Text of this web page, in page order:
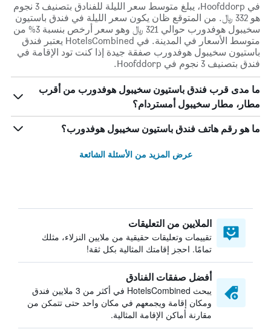
في Hoofddorp، يبلغ متوسط ​​سعر الليلة للفنادق بتصنيف 3 نجوم
هو 332 ﷼. من المتوقع ظان يكون سعر الليلة في فندق باستيون
سخيبول هوفدورب حوالي 321 ﷼ وهو سعر أرخص بنسبة 3% من
متوسط الأسعار في المدينة. في HotelsCombined يعتبر فندق
باستيون سخيبول هوفدورب صفقة جيدة إذا كنت تود الإقامة في
فندق بتصنيف 3 نجوم في Hoofddorp.
ما مدى قرب فندق باستيون سخيبول هوفدورب من أقرب
مطار، مطار سخيبول أمستردام؟
ما هو رقم هاتف فندق باستيون سخيبول هوفدورب؟
عرض المزيد من الأسئلة الشائعة
الملايين من التعليقات
تقييمات وتعليقات حقيقية من ملايين النزلاء، مثلك
تمامًا. احجز إقامتك المثالية بكل ثقة!
أفضل صفقات الفنادق
يبحث HotelsCombined في أكثر من 3 ملايين فندق
ومكان إقامة ويجمعهم في مكان واحد حتى تتمكن من
مقارنة أماكن الإقامة المثالية.